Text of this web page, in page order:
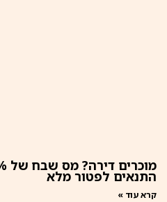
התנאים לפטור מלא
קרא עוד »